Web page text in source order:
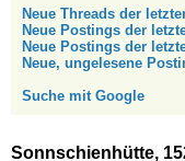
Neue Threads der
Neue Postings der
Neue Postings der
Neue, ungelesene
Suche mit Google
Sonnschienhütte,